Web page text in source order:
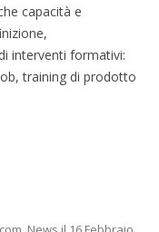
capacità e
interventi formativi:
training di prodotto